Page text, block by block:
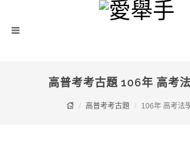
高普考考古題 106年 高考
高普考考古題 106年 高考法